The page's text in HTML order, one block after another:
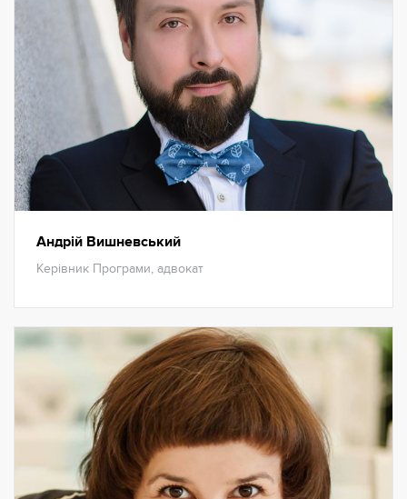
Андрій Вишневський
Керівник Програми, адвокат